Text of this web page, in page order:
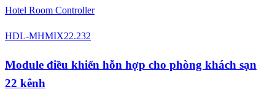
Hotel Room Controller
HDL-MHMIX22.232
Module điều khiển hỗn hợp cho phòng khách sạn
22 kênh